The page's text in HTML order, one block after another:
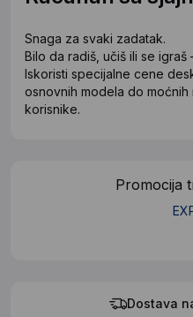
Snaga za svaki zadatak.
Bilo da radiš, učiš ili se igraš
Iskoristi specijalne cene
osnovnih modela do moćnih
korisnike.
Promocija
Dostava